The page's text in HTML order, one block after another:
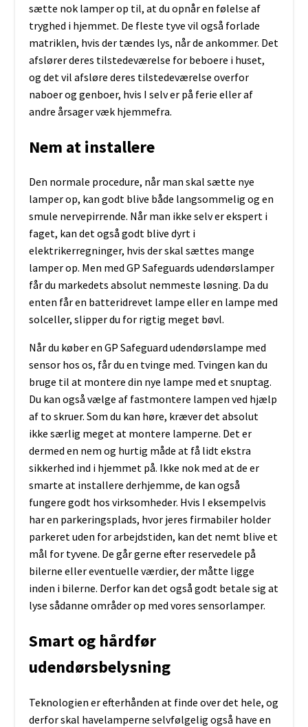
sætte nok lamper op til, at du opnår en følelse af
tryghed i hjemmet. De fleste tyve vil også forlade
matriklen, hvis der tændes lys, når de ankommer. Det
afslører deres tilstedeværelse for beboere i huset,
og det vil afsløre deres tilstedeværelse overfor
naboer og genboer, hvis I selv er på ferie eller af
andre årsager væk hjemmefra.
Nem at installere
Den normale procedure, når man skal sætte nye
lamper op, kan godt blive både langsommelig og en
smule nervepirrende. Når man ikke selv er ekspert i
faget, kan det også godt blive dyrt i
elektrikerregninger, hvis der skal sættes mange
lamper op. Men med GP Safeguards udendørslamper
får du markedets absolut nemmeste løsning. Da du
enten får en batteridrevet lampe eller en lampe med
solceller, slipper du for rigtig meget bøvl.
Når du køber en GP Safeguard udendørslampe med
sensor hos os, får du en tvinge med. Tvingen kan du
bruge til at montere din nye lampe med et snuptag.
Du kan også vælge af fastmontere lampen ved hjælp
af to skruer. Som du kan høre, kræver det absolut
ikke særlig meget at montere lamperne. Det er
dermed en nem og hurtig måde at få lidt ekstra
sikkerhed ind i hjemmet på. Ikke nok med at de er
smarte at installere derhjemme, de kan også
fungere godt hos virksomheder. Hvis I eksempelvis
har en parkeringsplads, hvor jeres firmabiler holder
parkeret uden for arbejdstiden, kan det nemt blive et
mål for tyvene. De går gerne efter reservedele på
bilerne eller eventuelle værdier, der måtte ligge
inden i bilerne. Derfor kan det også godt betale sig at
lyse sådanne områder op med vores sensorlamper.
Smart og hårdfør
udendørsbelysning
Teknologien er efterhånden at finde over det hele, og
derfor skal havelamperne selvfølgelig også have en